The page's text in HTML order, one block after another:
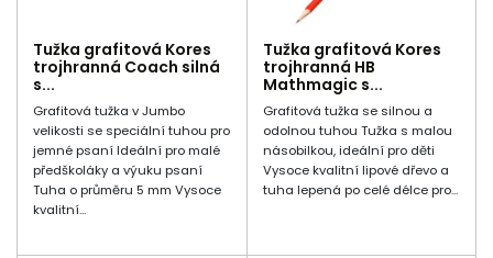
Tužka grafitová Kores
trojhranná Coach silná
s...
Grafitová tužka v Jumbo
velikosti se speciální tuhou pro
jemné psaní Ideální pro malé
předškoláky a výuku psaní
Tuha o průměru 5 mm Vysoce
kvalitní...
Tužka grafitová Kores
trojhranná HB
Mathmagic s...
Grafitová tužka se silnou a
odolnou tuhou Tužka s malou
násobilkou, ideální pro děti
Vysoce kvalitní lipové dřevo a
tuha lepená po celé délce pro...